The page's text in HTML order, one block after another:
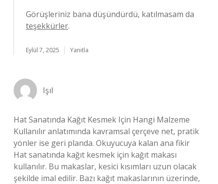
Görüşleriniz bana düşündürdü, katılmasam da
teşekkürler.
Eylül 7, 2025 Yanıtla
Işıl
Hat Sanatında Kağıt Kesmek Için Hangi Malzeme
Kullanılır anlatımında kavramsal çerçeve net, pratik
yönler ise geri planda. Okuyucuya kalan ana fikir
Hat sanatında kağıt kesmek için kağıt makası
kullanılır. Bu makaslar, kesici kısımları uzun olacak
şekilde imal edilir. Bazı kağıt makaslarının üzerinde,